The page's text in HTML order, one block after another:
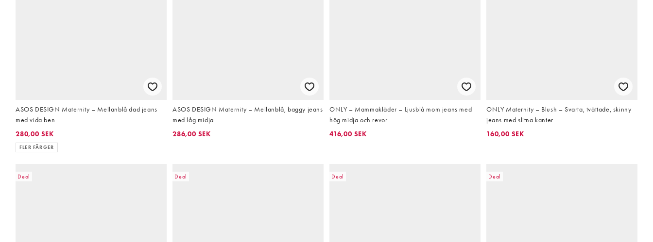
ASOS DESIGN Maternity – Mellanblå dad jeans
med vida ben
280,00 SEK
FLER FÄRGER
ASOS DESIGN Maternity – Mellanblå, baggy jeans
med låg midja
286,00 SEK
ONLY – Mammakläder – Ljusblå mom jeans med
hög midja och revor
416,00 SEK
ONLY Maternity – Blush – Svarta, tvättade, skinny
jeans med slitna kanter
160,00 SEK
Deal Deal Deal Deal